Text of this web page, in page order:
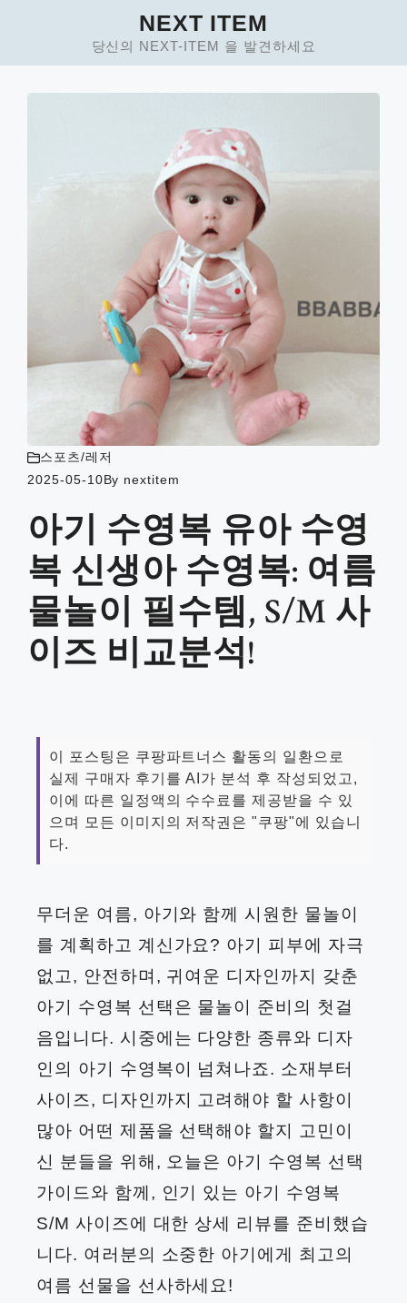
NEXT ITEM
당신의 NEXT-ITEM 을 발견하세요
스포츠/레저
2025-05-10By nextitem
아기 수영복 유아 수영
복 신생아 수영복: 여름
물놀이 필수템, S/M 사
이즈 비교분석!
이 포스팅은 쿠팡파트너스 활동의 일환으로
실제 구매자 후기를 AI가 분석 후 작성되었고,
이에 따른 일정액의 수수료를 제공받을 수 있
으며 모든 이미지의 저작권은 "쿠팡"에 있습니
다.
무더운 여름, 아기와 함께 시원한 물놀이
를 계획하고 계신가요? 아기 피부에 자극
없고, 안전하며, 귀여운 디자인까지 갖춘
아기 수영복 선택은 물놀이 준비의 첫걸
음입니다. 시중에는 다양한 종류와 디자
인의 아기 수영복이 넘쳐나죠. 소재부터
사이즈, 디자인까지 고려해야 할 사항이
많아 어떤 제품을 선택해야 할지 고민이
신 분들을 위해, 오늘은 아기 수영복 선택
가이드와 함께, 인기 있는 아기 수영복
S/M 사이즈에 대한 상세 리뷰를 준비했습
니다. 여러분의 소중한 아기에게 최고의
여름 선물을 선사하세요!